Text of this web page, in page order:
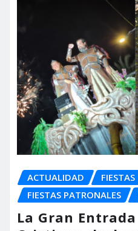
ACTUALIDAD
FIESTAS
FIESTAS PATRONALES
La Gran